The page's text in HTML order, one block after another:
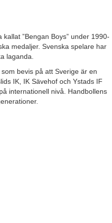
”Bengan Boys” under 1990-
medaljer. Svenska spelare har
laganda.
bevis på att Sverige är en
IK, IK Sävehof och Ystads IF
internationell nivå. Handbollens